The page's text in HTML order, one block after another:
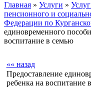
Главная » Услуги »
пенсионного и
Федерации по
единовременного
воспитание в семью
«« назад
Предоставление
ребенка на воспитание